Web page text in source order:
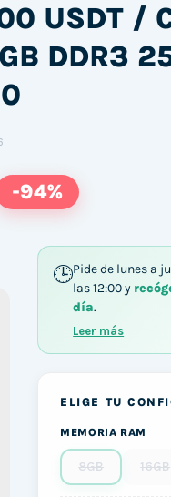
USDT /
DDR3
-94%
Pide de lunes a
las 12:00 y
día.
Leer más
ELIGE TU
MEMORIA RAM
8GB 16GB